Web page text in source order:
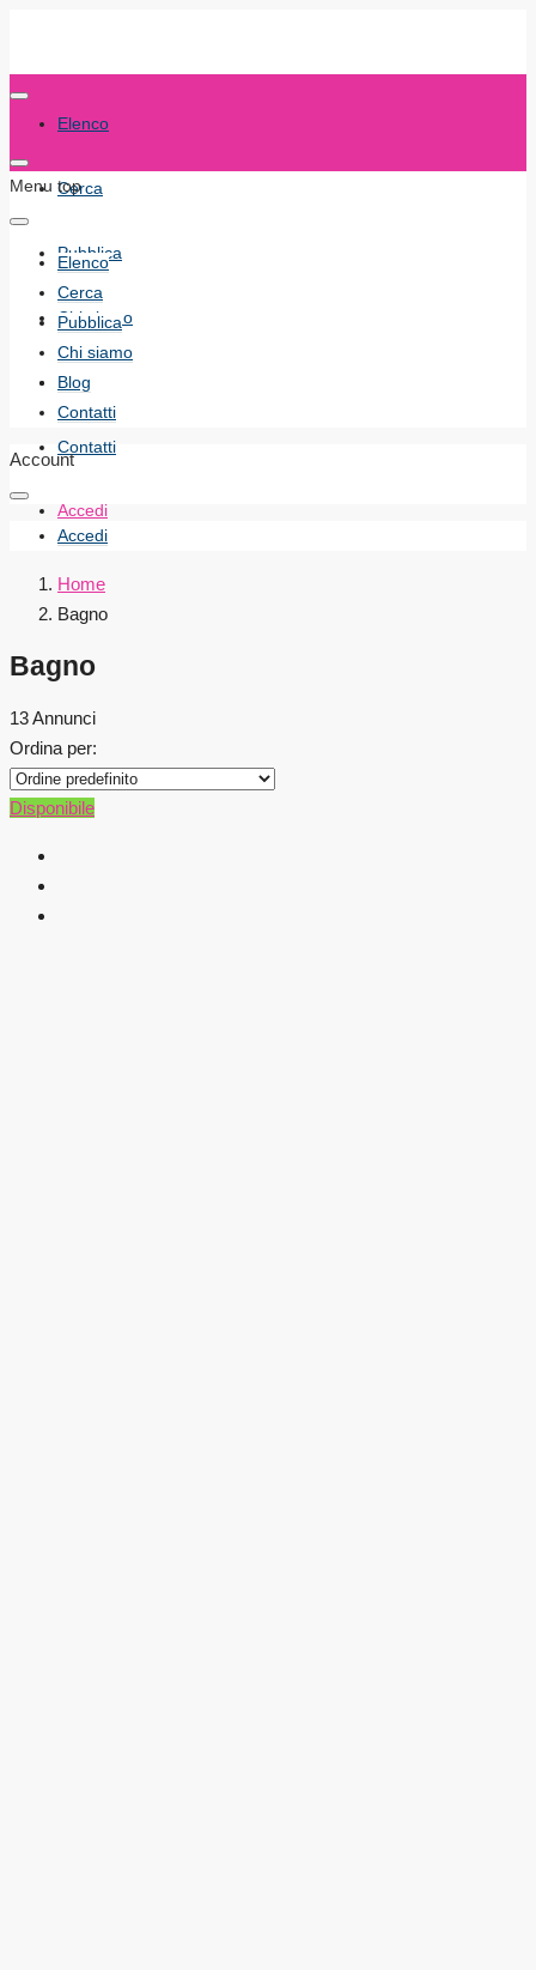
Elenco
Cerca
Pubblica
Chi siamo
Blog
Contatti
Accedi
Menu top
Elenco
Cerca
Pubblica
Chi siamo
Blog
Contatti
Account
Accedi
Home
Bagno
Bagno
13 Annunci
Ordina per:
Disponibile